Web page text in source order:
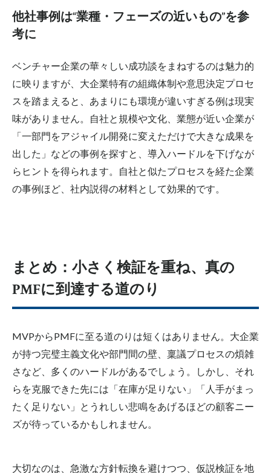
他社事例は“業種・フェーズの近いもの”を参
考に
ベンチャー企業の華々しい成功談を まねするのは魅力的
に映りますが、大企業特有の組織体制や意思決定プロセ
スを踏まえると、あまりにも環境が違いすぎる例は現実
味がありません。自社と規模や文化、業態が近い企業が
「一部門をアジャイル開発に変えただけで大きな成果を
出した」などの事例を探すと、導入ハードルを下げなが
らヒントを得られます。自社と似たプロセスを経た企業
の事例ほど、社内説得の材料として効果的です。
まとめ：小さく検証を重ね、真の
PMFに到達する道のり
MVPからPMFに至る道のりは短くはありません。大企業
が持つ完璧主義文化や部門間の壁、稟議プロセスの煩雑
さなど、多くのハードルがあるでしょう。しかし、それ
らを克服できた先には「在庫が足りない」「人手がまっ
たく足りない」と うれしい悲鳴をあげるほどの顧客ニー
ズが待っているかもしれません。
大切なのは、急激な方針転換を避けつつ、仮説検証を地